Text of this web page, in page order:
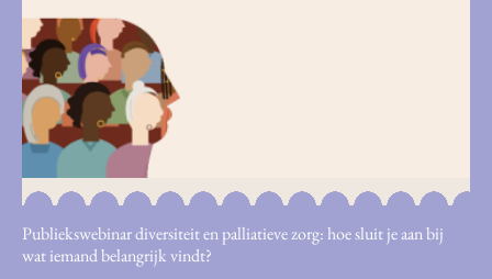
Publiekswebinar diversiteit en palliatieve zorg: hoe sluit je aan bij
wat iemand belangrijk vindt?